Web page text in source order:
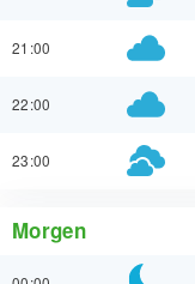
21:00
22:00
23:00
Morgen